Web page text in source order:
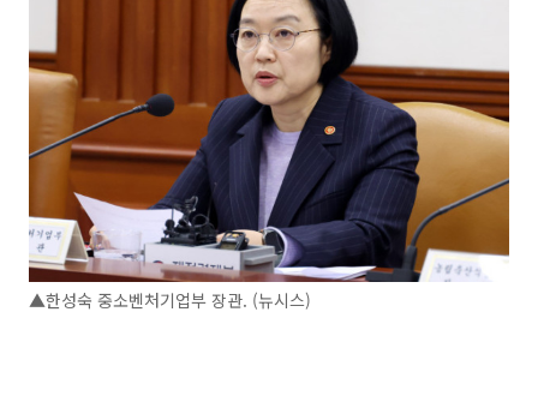
▲한성숙 중소벤처기업부 장관. (뉴시스)